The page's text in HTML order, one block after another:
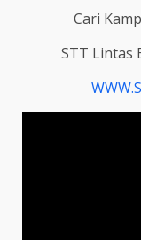
Cari
STT Lintas